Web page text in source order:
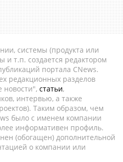
системы (продукта или
и т.п. создается редактором
портала CNews.
редакционных разделов
новости", статьи,
интервью, а также
Таким образом, чем
было с именем компании
информативен профиль.
(обогащен) дополнительной
о компании или